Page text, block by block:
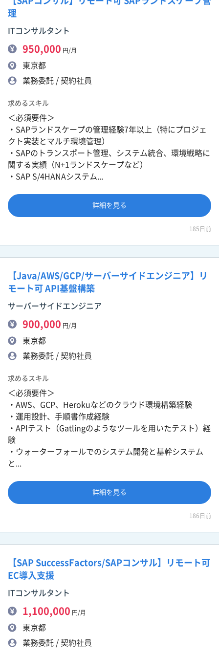
理
ITコンサルタント
950,000 円/月
東京都
業務委託 / 契約社員
求めるスキル
＜必須要件＞
・SAPランドスケープの管理経験7年以上（特にプロジェ
クト実装とマルチ環境管理）
・SAPのトランスポート管理、システム統合、環境戦略に
関する実績（N+1ランドスケープなど）
・SAP S/4HANAシステム...
詳細を見る
185日前
【Java/AWS/GCP/サーバーサイドエンジニア】リ
モート可 API基盤構築
サーバーサイドエンジニア
900,000 円/月
東京都
業務委託 / 契約社員
求めるスキル
＜必須要件＞
・AWS、GCP、Herokuなどのクラウド環境構築経験
・運用設計、手順書作成経験
・APIテスト（Gatlingのようなツールを用いたテスト）経
験
・ウォーターフォールでのシステム開発と基幹システム
と...
詳細を見る
186日前
【SAP SuccessFactors/SAPコンサル】リモート可
EC導入支援
ITコンサルタント
1,100,000 円/月
東京都
業務委託 / 契約社員